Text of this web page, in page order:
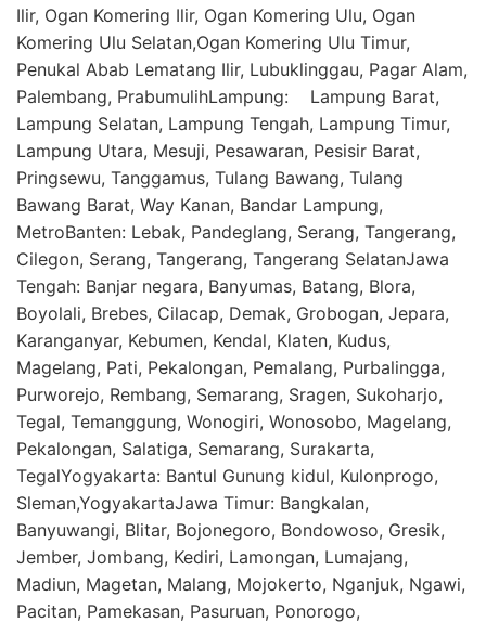
Ilir, Ogan Komering Ilir, Ogan Komering Ulu, Ogan
Komering Ulu Selatan,Ogan Komering Ulu Timur,
Penukal Abab Lematang Ilir, Lubuklinggau, Pagar Alam,
Palembang, PrabumulihLampung: Lampung Barat,
Lampung Selatan, Lampung Tengah, Lampung Timur,
Lampung Utara, Mesuji, Pesawaran, Pesisir Barat,
Pringsewu, Tanggamus, Tulang Bawang, Tulang
Bawang Barat, Way Kanan, Bandar Lampung,
MetroBanten: Lebak, Pandeglang, Serang, Tangerang,
Cilegon, Serang, Tangerang, Tangerang SelatanJawa
Tengah: Banjar negara, Banyumas, Batang, Blora,
Boyolali, Brebes, Cilacap, Demak, Grobogan, Jepara,
Karanganyar, Kebumen, Kendal, Klaten, Kudus,
Magelang, Pati, Pekalongan, Pemalang, Purbalingga,
Purworejo, Rembang, Semarang, Sragen, Sukoharjo,
Tegal, Temanggung, Wonogiri, Wonosobo, Magelang,
Pekalongan, Salatiga, Semarang, Surakarta,
TegalYogyakarta: Bantul Gunung kidul, Kulonprogo,
Sleman,YogyakartaJawa Timur: Bangkalan,
Banyuwangi, Blitar, Bojonegoro, Bondowoso, Gresik,
Jember, Jombang, Kediri, Lamongan, Lumajang,
Madiun, Magetan, Malang, Mojokerto, Nganjuk, Ngawi,
Pacitan, Pamekasan, Pasuruan, Ponorogo,